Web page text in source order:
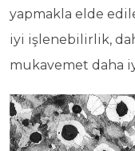
yapmakla elde
iyi işlenebilirlik,
mukavemet daha